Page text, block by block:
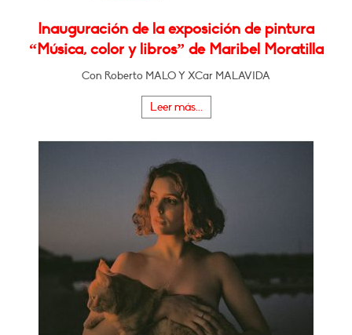
Inauguración de la exposición de pintura
“Música, color y libros” de Maribel Moratilla
Con Roberto MALO Y XCar MALAVIDA
Leer más...